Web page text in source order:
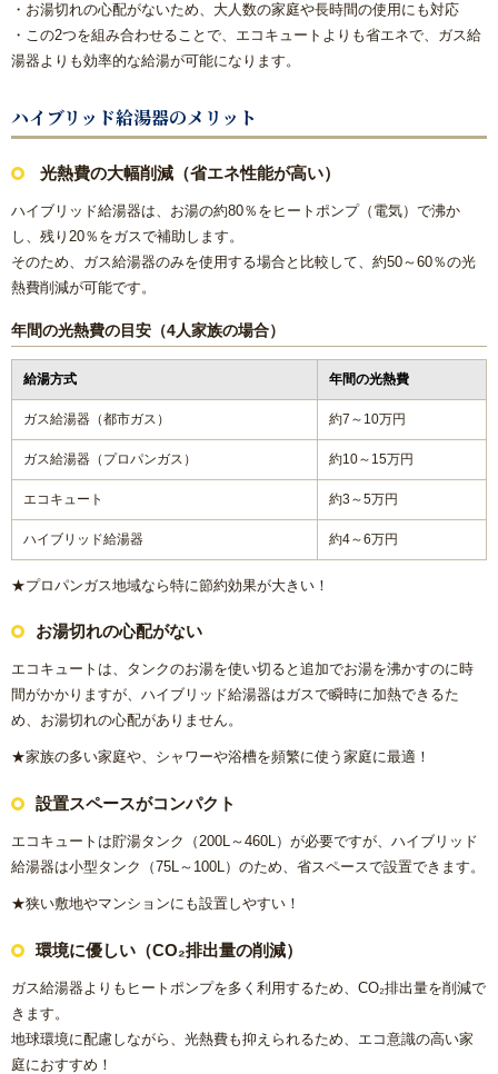
バリアフリーリフォーム
さ対策
施工エリアから探す｜地域別リフォーム実績紹介
浴室乾燥機の交換・後付け
レンジフード（換気扇）リフォーム
ビルトイン食洗機交換リフォーム
ガス給湯器
エコジョーズ
電気温水器
エコキュート
トイレ
システムキッチン
浴室(風呂)
屋根リフォーム
洗面化粧台
ガス給湯器/エコジョーズ・電気温水器/エコキュート
床の張り替え
・お湯切れの心配がないため、大人数の家庭や長時間の使用にも対応
・この2つを組み合わせることで、エコキュートよりも省エネで、ガス給
湯器よりも効率的な給湯が可能になります。
ハイブリッド給湯器のメリット
光熱費の大幅削減（省エネ性能が高い）
ハイブリッド給湯器は、お湯の約80％をヒートポンプ（電気）で沸か
し、残り20％をガスで補助します。
そのため、ガス給湯器のみを使用する場合と比較して、約50～60％の光
熱費削減が可能です。
年間の光熱費の目安（4人家族の場合）
給湯方式 年間の光熱費
ガス給湯器（都市ガス） 約7～10万円
ガス給湯器（プロパンガス） 約10～15万円
エコキュート 約3～5万円
ハイブリッド給湯器 約4～6万円
★プロパンガス地域なら特に節約効果が大きい！
お湯切れの心配がない
エコキュートは、タンクのお湯を使い切ると追加でお湯を沸かすのに時
間がかかりますが、ハイブリッド給湯器はガスで瞬時に加熱できるた
め、お湯切れの心配がありません。
★家族の多い家庭や、シャワーや浴槽を頻繁に使う家庭に最適！
設置スペースがコンパクト
エコキュートは貯湯タンク（200L～460L）が必要ですが、ハイブリッド
給湯器は小型タンク（75L～100L）のため、省スペースで設置できます。
★狭い敷地やマンションにも設置しやすい！
環境に優しい（CO₂排出量の削減）
ガス給湯器よりもヒートポンプを多く利用するため、CO₂排出量を削減で
きます。
地球環境に配慮しながら、光熱費も抑えられるため、エコ意識の高い家
庭におすすめ！